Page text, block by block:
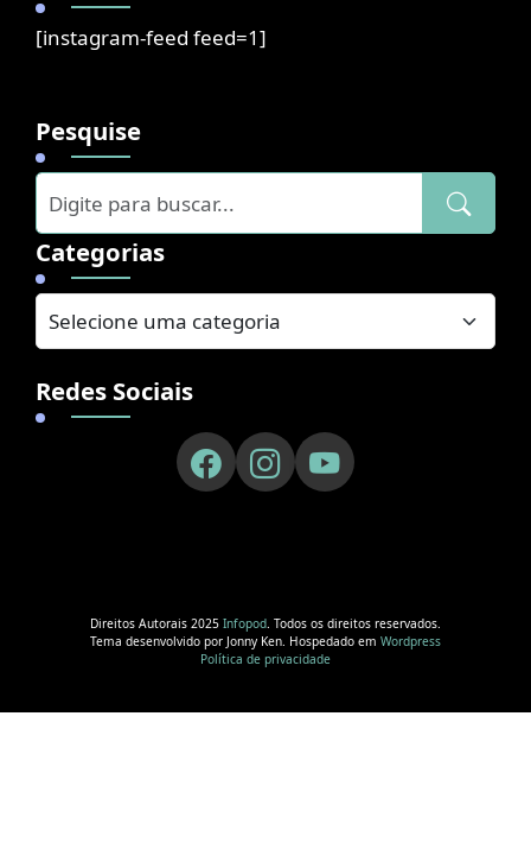
[instagram-feed feed=1]
Pesquise
Categorias
Redes Sociais
Direitos Autorais 2025 Infopod. Todos os direitos reservados.
Tema desenvolvido por Jonny Ken. Hospedado em Wordpress
Política de privacidade